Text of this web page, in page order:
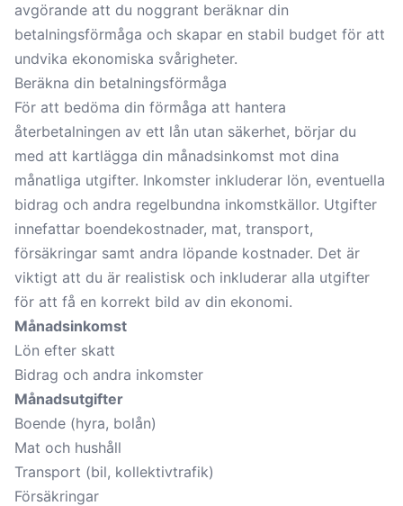
avgörande att du noggrant beräknar din
betalningsförmåga och skapar en stabil budget för att
undvika ekonomiska svårigheter.
Beräkna din betalningsförmåga
För att bedöma din förmåga att hantera
återbetalningen av ett lån utan säkerhet, börjar du
med att kartlägga din månadsinkomst mot dina
månatliga utgifter. Inkomster inkluderar lön, eventuella
bidrag och andra regelbundna inkomstkällor. Utgifter
innefattar boendekostnader, mat, transport,
försäkringar samt andra löpande kostnader. Det är
viktigt att du är realistisk och inkluderar alla utgifter
för att få en korrekt bild av din ekonomi.
Månadsinkomst
Lön efter skatt
Bidrag och andra inkomster
Månadsutgifter
Boende (hyra, bolån)
Mat och hushåll
Transport (bil, kollektivtrafik)
Försäkringar